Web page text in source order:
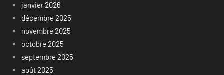
janvier 2026
décembre 2025
novembre 2025
octobre 2025
septembre 2025
août 2025